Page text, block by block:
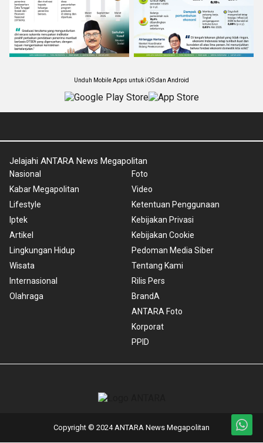
Unduh Mobile Apps untuk iOS dan Android
Jelajahi ANTARA News Megapolitan
Nasional
Kabar Megapolitan
Lifestyle
Iptek
Artikel
Lingkungan Hidup
Wisata
Internasional
Olahraga
Foto
Video
Ketentuan Penggunaan
Kebijakan Privasi
Kebijakan Cookie
Pedoman Media Siber
Tentang Kami
Rilis Pers
BrandA
ANTARA Foto
Korporat
PPID
Copyright © 2024 ANTARA News Megapolitan